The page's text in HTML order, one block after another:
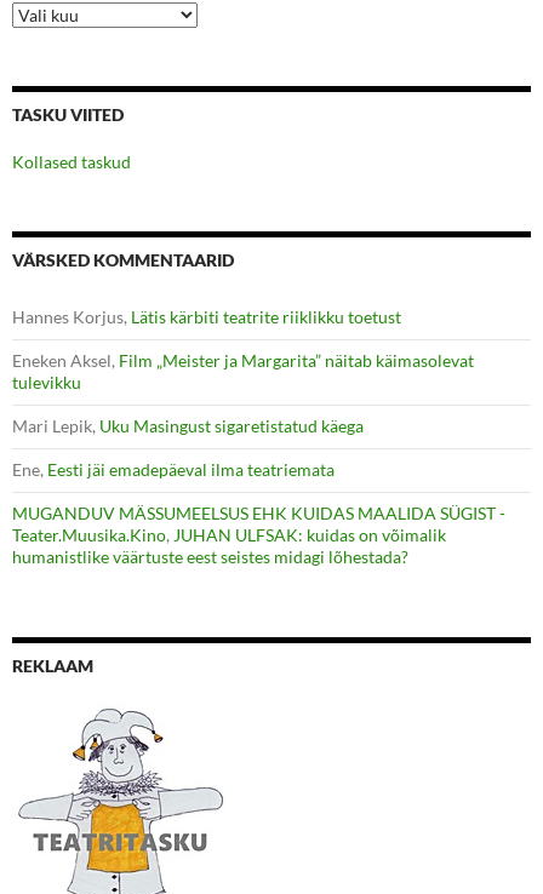
Arhiiv
TASKU VIITED
Kollased taskud
VÄRSKED KOMMENTAARID
Hannes Korjus, Lätis kärbiti teatrite riiklikku toetust
Eneken Aksel, Film „Meister ja Margarita” näitab käimasolevat
tulevikku
Mari Lepik, Uku Masingust sigaretistatud käega
Ene, Eesti jäi emadepäeval ilma teatriemata
MUGANDUV MÄSSUMEELSUS EHK KUIDAS MAALIDA SÜGIST -
Teater.Muusika.Kino, JUHAN ULFSAK: kuidas on võimalik
humanistlike väärtuste eest seistes midagi lõhestada?
REKLAAM